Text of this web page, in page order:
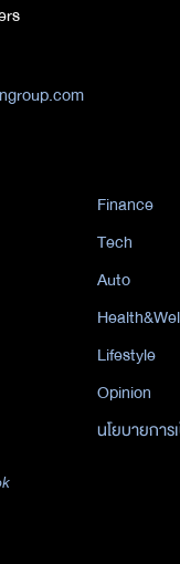
Finance
Tech
Auto
Lifestyle
Opinion
นโยบายกา